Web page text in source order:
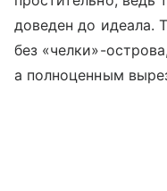
доведен до идеала.
без «челки»-
а полноценным